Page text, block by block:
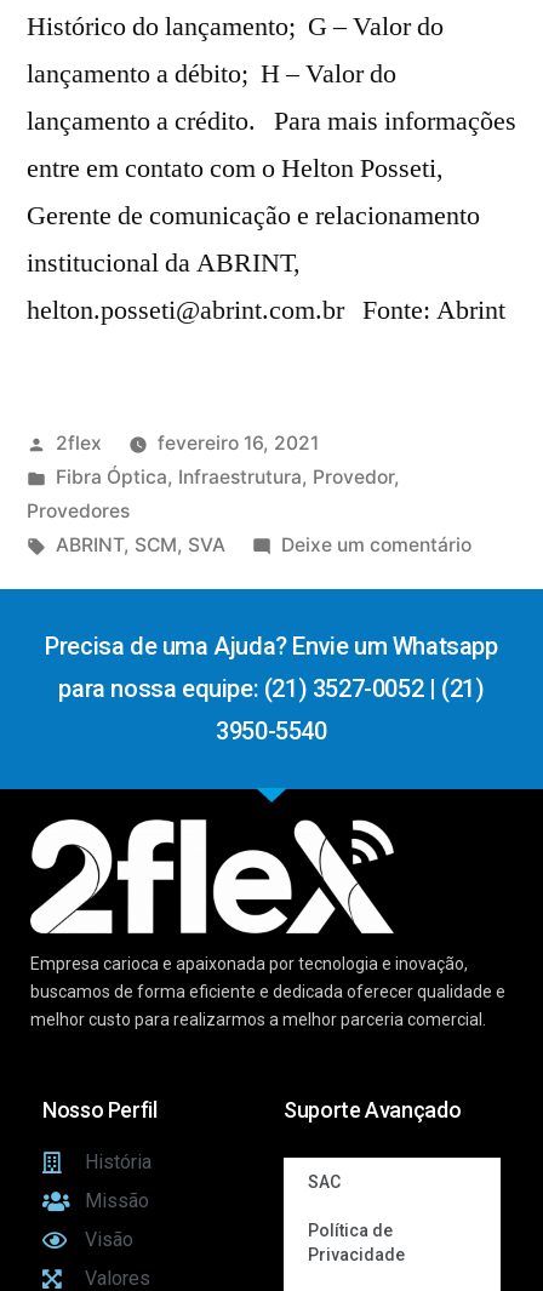
Histórico do lançamento; G – Valor do
lançamento a débito; H – Valor do
lançamento a crédito. Para mais informações
entre em contato com o Helton Posseti,
Gerente de comunicação e relacionamento
institucional da ABRINT,
helton.posseti@abrint.com.br Fonte: Abrint
2flex
fevereiro 16, 2021
Fibra Óptica, Infraestrutura, Provedor,
Provedores
ABRINT, SCM, SVA Deixe um comentário
Precisa de uma Ajuda? Envie um Whatsapp
para nossa equipe: (21) 3527-0052 | (21)
3950-5540
Empresa carioca e apaixonada por tecnologia e inovação,
buscamos de forma eficiente e dedicada oferecer qualidade e
melhor custo para realizarmos a melhor parceria comercial.
Nosso Perfil
História
Missão
Visão
Valores
Suporte Avançado
SAC
Política de
Privacidade